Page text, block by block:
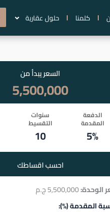
كلمنا حلول عقارية
السعر يبدأ من
5,500,000
الدفعة
المقدمة
5%
سنوات
التقسيط
10
احسب اقساطك
الوحدة:
المقدمة (%):